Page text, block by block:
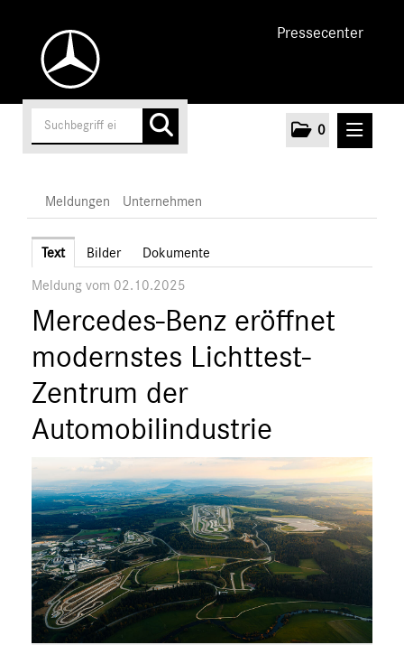
Pressecenter
0
Unternehmen
Marken & Produkte
MEDIA
ÜBER UNS
ANSPRECHPARTNER
Meldungen Unternehmen
Text Bilder Dokumente
Meldung vom 02.10.2025
Mercedes-Benz eröffnet
modernstes Lichttest-
Zentrum der
Automobilindustrie